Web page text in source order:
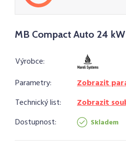
MB Compact Auto 24 kW
Výrobce:
Parametry:
Zobrazit
Technický list:
Zobrazit
Dostupnost:
Skladem